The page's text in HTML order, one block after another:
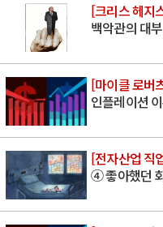
[크리스 헤지
백악관의 대
[마이클 로
인플레이션
[전자산업 직
④ 좋아했던